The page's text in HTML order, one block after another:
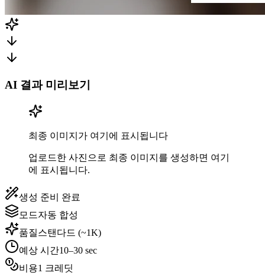
AI 결과 미리보기
최종 이미지가 여기에 표시됩니다
업로드한 사진으로 최종 이미지를 생성하면 여기
에 표시됩니다.
생성 준비 완료
모드자동 합성
품질스탠다드 (~1K)
예상 시간10–30 sec
비용1 크레딧